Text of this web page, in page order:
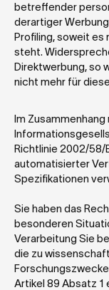
betreffender
derartiger
Profiling, soweit es
steht.
Direktwerbung, so
nicht mehr für
Im
Richtlinie 2002/58/
automatisierter
Spezifikationen
Sie haben das
besonderen
Verarbeitung Sie
die zu
Artikel 89 Absatz 1